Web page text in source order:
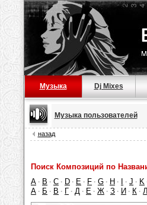
Музыка Dj Mixes
Музыка пользователей
назад
Поиск Композиций по
A · B · C · D · E · F · G · H · · J · K
А · Б · В · Г · Д · Е · Ж · З · И · К · Л